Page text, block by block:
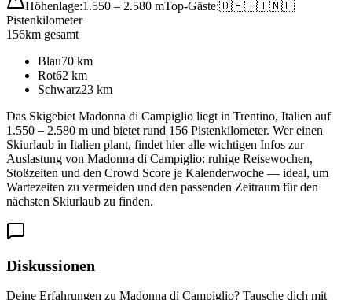
Höhenlage:1.550 – 2.580 mTop-Gäste:🇩🇪🇮🇹🇳🇱
Pistenkilometer
156km gesamt
Blau70 km
Rot62 km
Schwarz23 km
Das Skigebiet Madonna di Campiglio liegt in Trentino, Italien auf
1.550 – 2.580 m und bietet rund 156 Pistenkilometer. Wer einen
Skiurlaub in Italien plant, findet hier alle wichtigen Infos zur
Auslastung von Madonna di Campiglio: ruhige Reisewochen,
Stoßzeiten und den Crowd Score je Kalenderwoche — ideal, um
Wartezeiten zu vermeiden und den passenden Zeitraum für den
nächsten Skiurlaub zu finden.
Diskussionen
Deine Erfahrungen zu Madonna di Campiglio? Tausche dich mit